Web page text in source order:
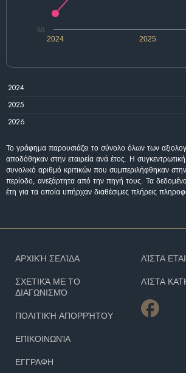
2024 2025
50
2024
2025
2026
Το γράφημα παρουσιάζει το σύνολο όλων των
αποδόθηκαν στην εταιρεία ανά έτος. Η συγκεντρωτική
συνολικό αριθμό κριτικών που συμπεριλήφθηκαν
περίοδο, ανεξάρτητα από την πηγή τους. Τα
έτη για τα οποία υπήρχαν διαθέσιμες πλήρεις
ΑΡΧΙΚΉ ΣΕΛΊΔΑ
ΣΧΕΤΙΚΆ ΜΕ ΤΟ
ΔΙΑΓΩΝΙΣΜΌ
ΠΟΛΙΤΙΚΉ ΑΠΟΡΡΉΤΟΥ
ΕΠΙΚΟΙΝΩΝΊΑ
ΕΓΓΡΑΦΗ
ΛΊΣΤΑ
ΛΊΣΤΑ